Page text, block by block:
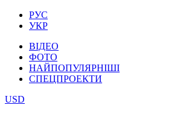
РУС
УКР
ВІДЕО
ФОТО
НАЙПОПУЛЯРНІШІ
СПЕЦПРОЕКТИ
USD